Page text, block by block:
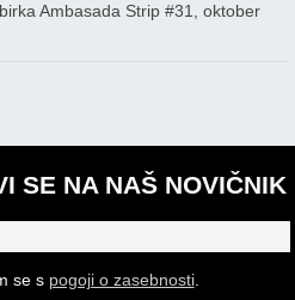
Ambasada Strip #31, oktober
SE NA NAŠ NOVIČNIK
se s pogoji o zasebnosti.